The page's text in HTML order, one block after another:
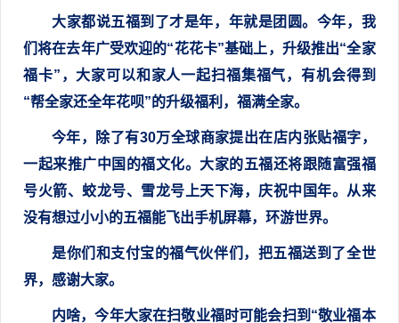
大家都说五福到了才是年，年就是团圆。今年，我
们将在去年广受欢迎的“花花卡”基础上，升级推出“全家
福卡”，大家可以和家人一起扫福集福气，有机会得到
“帮全家还全年花呗”的升级福利，福满全家。
今年，除了有30万全球商家提出在店内张贴福字，
一起来推广中国的福文化。大家的五福还将跟随富强福
号火箭、蛟龙号、雪龙号上天下海，庆祝中国年。从来
没有想过小小的五福能飞出手机屏幕，环游世界。
是你们和支付宝的福气伙伴们，把五福送到了全世
界，感谢大家。
内啥，今年大家在扫敬业福时可能会扫到“敬业福本